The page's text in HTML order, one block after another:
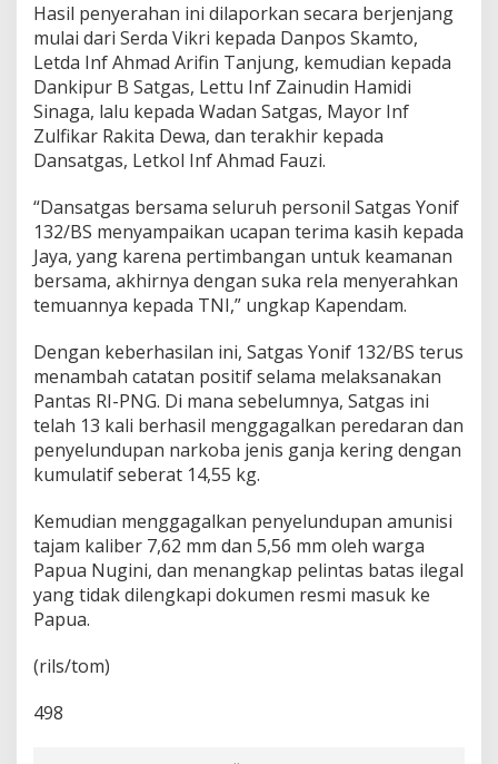
Hasil penyerahan ini dilaporkan secara berjenjang
mulai dari Serda Vikri kepada Danpos Skamto,
Letda Inf Ahmad Arifin Tanjung, kemudian kepada
Dankipur B Satgas, Lettu Inf Zainudin Hamidi
Sinaga, lalu kepada Wadan Satgas, Mayor Inf
Zulfikar Rakita Dewa, dan terakhir kepada
Dansatgas, Letkol Inf Ahmad Fauzi.
“Dansatgas bersama seluruh personil Satgas Yonif
132/BS menyampaikan ucapan terima kasih kepada
Jaya, yang karena pertimbangan untuk keamanan
bersama, akhirnya dengan suka rela menyerahkan
temuannya kepada TNI,” ungkap Kapendam.
Dengan keberhasilan ini, Satgas Yonif 132/BS terus
menambah catatan positif selama melaksanakan
Pantas RI-PNG. Di mana sebelumnya, Satgas ini
telah 13 kali berhasil menggagalkan peredaran dan
penyelundupan narkoba jenis ganja kering dengan
kumulatif seberat 14,55 kg.
Kemudian menggagalkan penyelundupan amunisi
tajam kaliber 7,62 mm dan 5,56 mm oleh warga
Papua Nugini, dan menangkap pelintas batas ilegal
yang tidak dilengkapi dokumen resmi masuk ke
Papua.
(rils/tom)
498